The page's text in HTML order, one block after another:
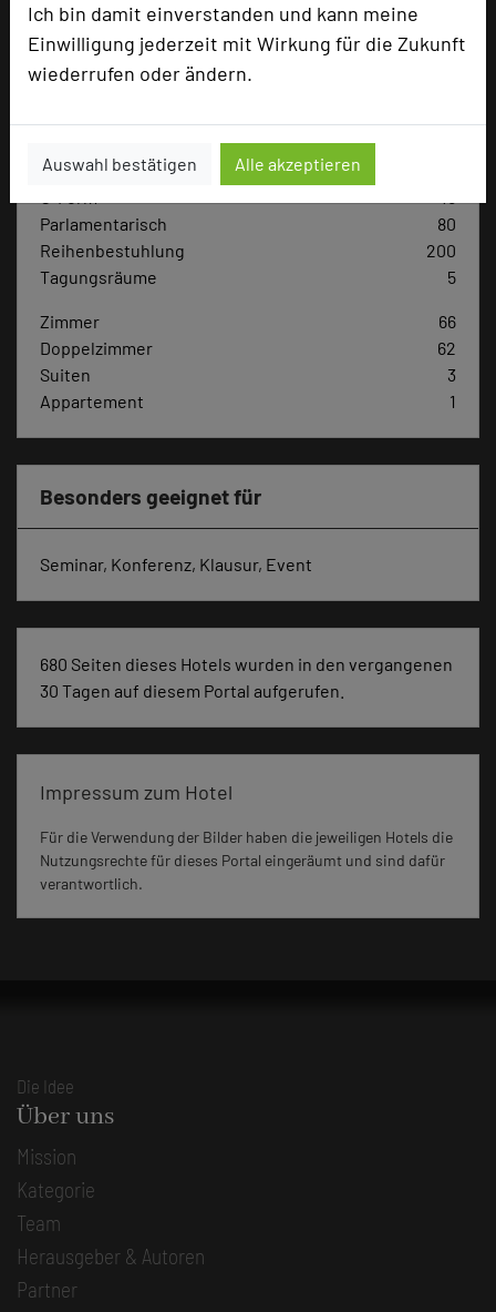
Ich bin damit einverstanden und kann meine
Einwilligung jederzeit mit Wirkung für die Zukunft
wiederrufen oder ändern.
Auswahl bestätigen Alle akzeptieren
Hotel bewerten
Max. Tagungskapazität (Personen)
Parlamentarisch
80
Reihenbestuhlung
200
Tagungsräume
5
Zimmer
66
Doppelzimmer
62
Suiten
3
Appartement
1
Besonders geeignet für
Seminar, Konferenz, Klausur, Event
680 Seiten dieses Hotels wurden in den vergangenen
30 Tagen auf diesem Portal aufgerufen.
Impressum zum Hotel
Für die Verwendung der Bilder haben die jeweiligen Hotels die
Nutzungsrechte für dieses Portal eingeräumt und sind dafür
verantwortlich.
Die Idee
Über uns
Mission
Kategorie
Team
Herausgeber & Autoren
Partner